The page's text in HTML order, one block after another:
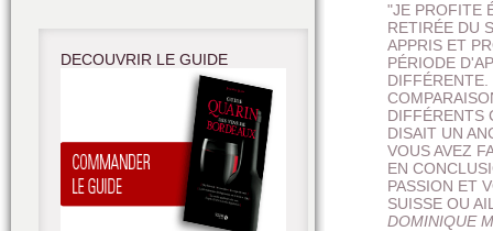
"JE PROFITE
RETIRÉE DU
APPRIS ET
PÉRIODE
DIFFÉRENTS
DISAIT UN
VOUS AVEZ
EN
PASSION ET
SUISSE OU
DOMINIQUE
DECOUVRIR LE GUIDE